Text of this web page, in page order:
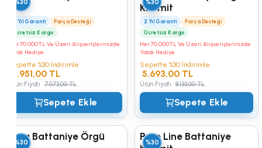
Kampüs
2 Yıl Garanti
Parça Desteği
Ücretsiz Kargo
Her 70.000TL Ve Üzeri Alışverişlerinizde
Yatak Hediye
%30
Sepette %30 İndirimle
4.951,00 TL
Ürün Fiyatı 7.073,00 TL
Sepete Ekle
Kiremit
2 Yıl Garanti
Parça Desteği
Ücretsiz Kargo
Her 70.000TL Ve Üzeri Alışverişlerinizde
Yatak Hediye
%30
Sepette %30 İndirimle
5.693,00 TL
Ürün Fiyatı 8.133,00 TL
Sepete Ekle
Pera Battaniye Örgü
%30
Pure Line Battaniye
%30